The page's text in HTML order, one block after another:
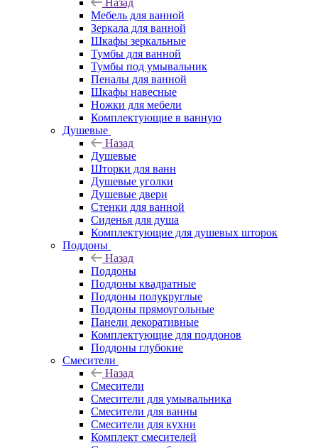
Назад
Мебель для ванной
Зеркала для ванной
Шкафы зеркальные
Тумбы для ванной
Тумбы под умывальник
Пеналы для ванной
Шкафы навесные
Ножки для мебели
Комплектующие в ванную
Душевые
Назад
Душевые
Шторки для ванн
Душевые уголки
Душевые двери
Стенки для ванной
Сиденья для душа
Комплектующие для душевых шторок
Поддоны
Назад
Поддоны
Поддоны квадратные
Поддоны полукруглые
Поддоны прямоугольные
Панели декоративные
Комплектующие для поддонов
Поддоны глубокие
Смесители
Назад
Смесители
Смесители для умывальника
Смесители для ванны
Смесители для кухни
Комплект смесителей